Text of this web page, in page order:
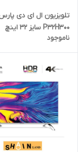
تلویزیون ال ای دی
P32H300 سایز 32 اینچ
ناموجود